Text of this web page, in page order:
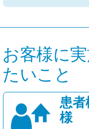
お客様に
たいこと
患者
様